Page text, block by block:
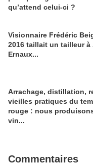
qu’attend celui-ci ?
Visionnaire Frédéric
2016 taillait un tailleur à
Ernaux...
Arrachage, distillation,
vieilles pratiques du
rouge : nous
vin...
Commentaires